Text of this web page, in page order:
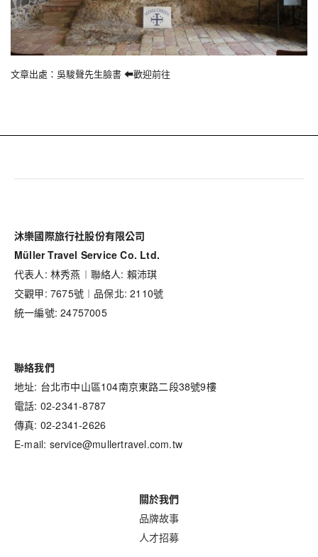
文章出處： 吳駿聲先生臉書 ⬅歡迎前往
沐樂國際旅行社股份有限公司
Müller Travel Service Co. Ltd.
代表人: 林秀燕︱聯絡人: 賴沛琪
交觀甲: 7675號︱品保北: 2110號
統一編號: 24757005
聯絡我們
地址: 台北市中山區104南京東路二段38號9樓
電話: 02-2341-8787
傳真: 02-2341-2626
E-mail: service@mullertravel.com.tw
關於我們
品牌故事
人才招募